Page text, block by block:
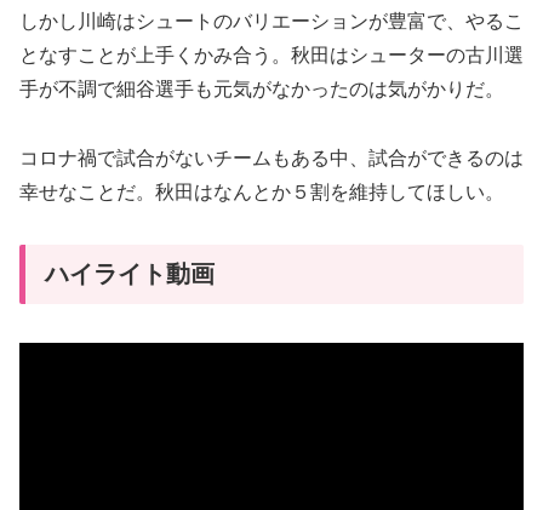
しかし川崎はシュートのバリエーションが豊富で、やるこ
となすことが上手くかみ合う。秋田はシューターの古川選
手が不調で細谷選手も元気がなかったのは気がかりだ。
コロナ禍で試合がないチームもある中、試合ができるのは
幸せなことだ。秋田はなんとか５割を維持してほしい。
ハイライト動画